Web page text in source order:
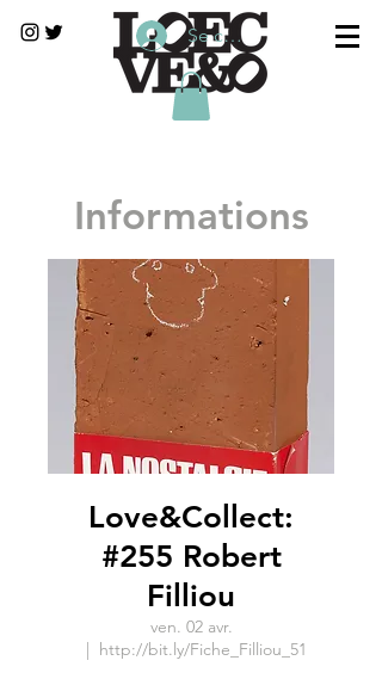
Se connecter
Informations
Love&Collect:
#255 Robert
Filliou
ven. 02 avr.
  |
http://bit.ly/Fiche_Filliou_51